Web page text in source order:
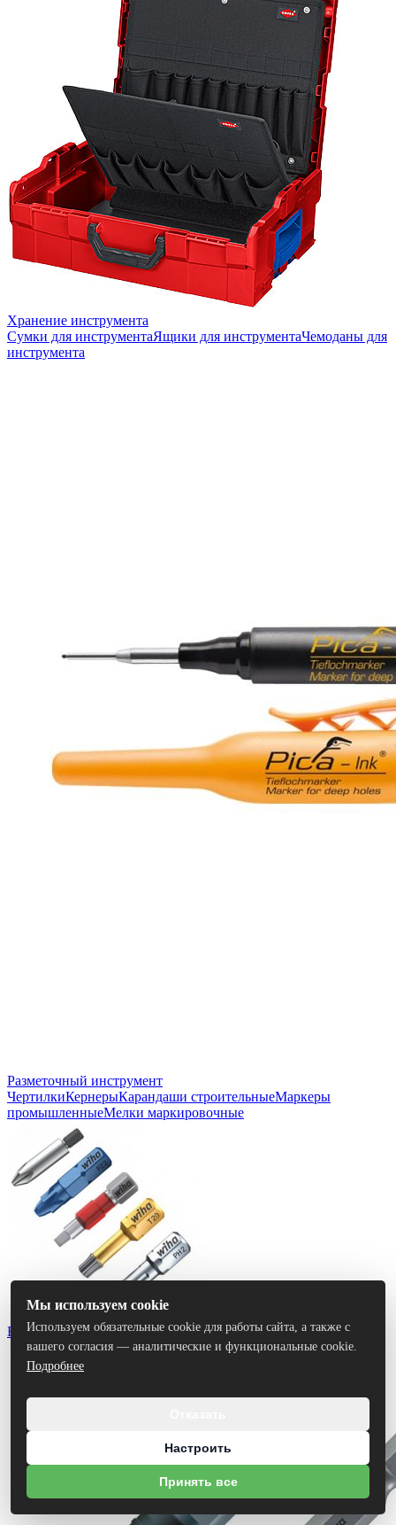
Хранение инструмента
Сумки для инструментаЯщики для инструментаЧемоданы для
инструмента
Разметочный инструмент
ЧертилкиКернерыКарандаши строительныеМаркеры
промышленныеМелки маркировочные
Биты
Мы используем cookie
Используем обязательные cookie для работы сайта, а также с
вашего согласия — аналитические и функциональные cookie.
Подробнее
Настроить
Принять все